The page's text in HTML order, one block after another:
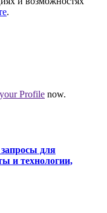
.
Profile now.
для
и технологии,